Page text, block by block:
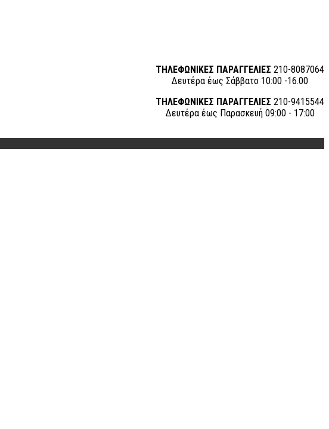
ΤΗΛΕΦΩΝΙΚΕΣ ΠΑΡΑΓΓΕΛΙΕΣ 210-8087064
Δευτέρα έως Σάββατο 10:00 -16.00
ΤΗΛΕΦΩΝΙΚΕΣ ΠΑΡΑΓΓΕΛΙΕΣ 210-9415544
Δευτέρα έως Παρασκευή 09:00 - 17:00